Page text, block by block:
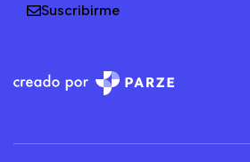
Suscribirme